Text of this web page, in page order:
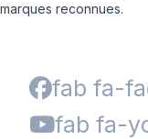
marques reconnues.
fab fa-
fab fa-